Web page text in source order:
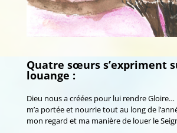
Quatre sœurs s’expriment
louange :
Dieu nous a créées pour lui rendre
m’a portée et nourrie tout au long de
mon regard et ma manière de louer le